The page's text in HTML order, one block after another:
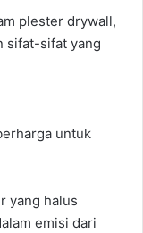
plester drywall,
sifat-sifat yang
untuk
yang halus
emisi dari